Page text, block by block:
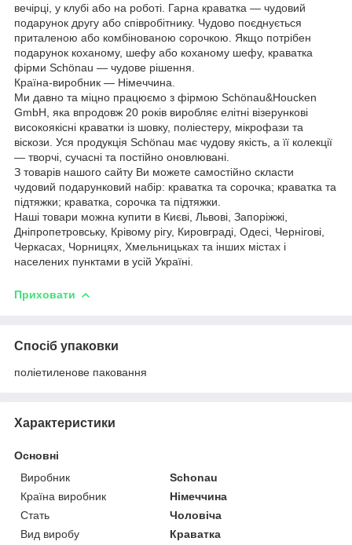
вечірці, у клубі або на роботі. Гарна краватка — чудовий
подарунок другу або співробітнику. Чудово поєднується
приталеною або комбінованою сорочкою. Якщо потрібен
подарунок коханому, шефу або коханому шефу, краватка
фірми Schönau — чудове рішення.
Країна-виробник — Німеччина.
Ми давно та міцно працюємо з фірмою Schönau&Houcken
GmbH, яка впродовж 20 років виробляє елітні візерункові
високоякісні краватки із шовку, поліестеру, мікрофази та
віскози. Уся продукція Schönau має чудову якість, а її колекції
— творчі, сучасні та постійно оновлювані.
З товарів нашого сайту Ви можете самостійно скласти
чудовий подарунковий набір: краватка та сорочка; краватка та
підтяжки; краватка, сорочка та підтяжки.
Наші товари можна купити в Києві, Львові, Запоріжжі,
Дніпропетровську, Крівому рігу, Кировграді, Одесі, Чернігові,
Черкасах, Чорницях, Хмельницьках та інших містах і
населених пунктами в усій Україні.
Приховати
Спосіб упаковки
поліетиленове паковання
Характеристики
Основні
Виробник
Schonau
Країна виробник
Німеччина
Стать
Чоловіча
Вид виробу
Краватка